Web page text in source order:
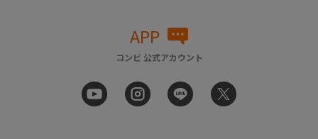
APP
コンビ 公式アカウント